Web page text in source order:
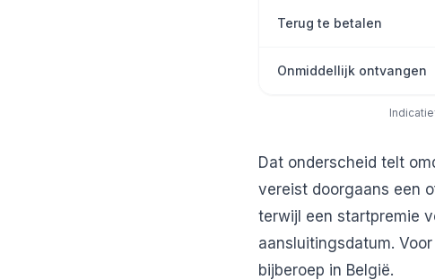
Terug te betalen
Onmiddellijk ontvangen
Dat onderscheid telt
vereist doorgaans een
terwijl een startpremie
aansluitingsdatum.
bijberoep in België.